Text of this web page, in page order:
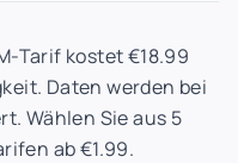
Tarif kostet €18.99
Daten werden bei
Wählen Sie aus 5
ab €1.99.